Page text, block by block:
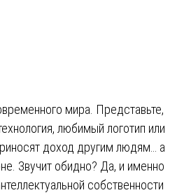
мира. Представьте,
любимый логотип или
доход другим людям… а
Звучит обидно? Да, и именно
собственности